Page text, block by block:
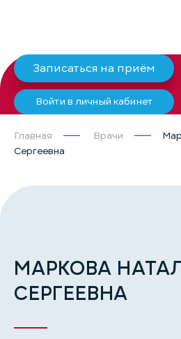
Записаться на приём
Войти в личный кабинет
Главная Врачи
Сергеевна
МАРКОВА
СЕРГЕЕВНА